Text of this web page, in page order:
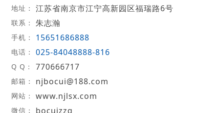
地址： 江苏省南京市江宁高新园区福瑞路6号
联系： 朱志瀚
手机： 15651686888
电话： 025-84048888-816
Q Q： 770666717
邮箱： njbocui@188.com
网站： www.njlsx.com
微信： bocuizzq